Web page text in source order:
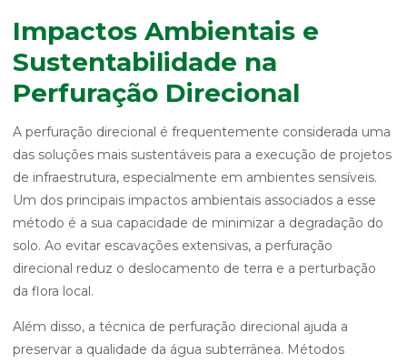
Impactos Ambientais e
Sustentabilidade na
Perfuração Direcional
A perfuração direcional é frequentemente considerada uma
das soluções mais sustentáveis para a execução de projetos
de infraestrutura, especialmente em ambientes sensíveis.
Um dos principais impactos ambientais associados a esse
método é a sua capacidade de minimizar a degradação do
solo. Ao evitar escavações extensivas, a perfuração
direcional reduz o deslocamento de terra e a perturbação
da flora local.
Além disso, a técnica de perfuração direcional ajuda a
preservar a qualidade da água subterrânea. Métodos